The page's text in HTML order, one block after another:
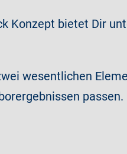
Konzept bietet Dir
wesentlichen
passen.